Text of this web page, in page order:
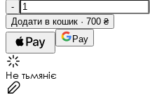
-
Додати в кошик · 700 ₴
Pay
Не тьмяніє